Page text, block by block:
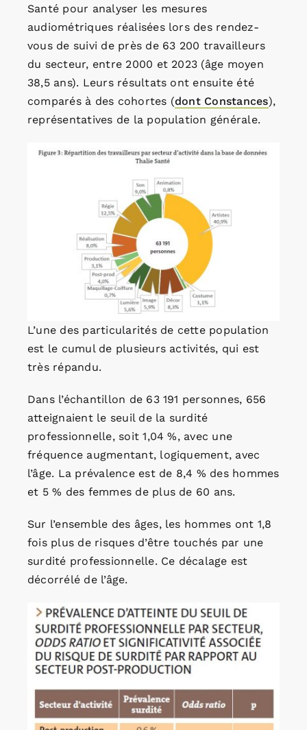
Santé pour analyser les mesures
audiométriques réalisées lors des rendez-
vous de suivi de près de 63 200 travailleurs
du secteur, entre 2000 et 2023 (âge moyen
38,5 ans). Leurs résultats ont ensuite été
comparés à des cohortes (dont Constances),
représentatives de la population générale.
L’une des particularités de cette population
est le cumul de plusieurs activités, qui est
très répandu.
Dans l’échantillon de 63 191 personnes, 656
atteignaient le seuil de la surdité
professionnelle, soit 1,04 %, avec une
fréquence augmentant, logiquement, avec
l’âge. La prévalence est de 8,4 % des hommes
et 5 % des femmes de plus de 60 ans.
Sur l’ensemble des âges, les hommes ont 1,8
fois plus de risques d’être touchés par une
surdité professionnelle. Ce décalage est
décorrélé de l’âge.